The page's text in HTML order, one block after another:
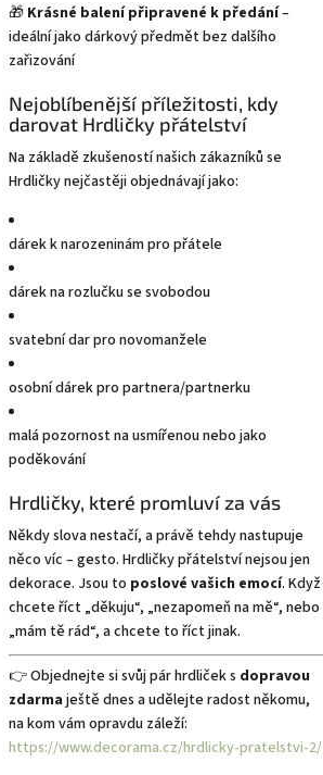
🎁 Krásné balení připravené k předání–
ideální jako dárkový předmět bez dalšího
zařizování
Nejoblíbenější příležitosti, kdy
darovat Hrdličky přátelství
Na základě zkušeností našich zákazníků se
Hrdličky nejčastěji objednávají jako:
dárek k narozeninám pro přátele
dárek na rozlučku se svobodou
svatební dar pro novomanžele
osobní dárek pro partnera/partnerku
malá pozornost na usmířenou nebo jako
poděkování
Hrdličky, které promluví za vás
Někdy slova nestačí, a právě tehdy nastupuje
něco víc – gesto. Hrdličky přátelství nejsou jen
dekorace. Jsou to poslové vašich emocí. Když
chcete říct „děkuju“, „nezapomeň na mě“, nebo
„mám tě rád“, a chcete to říct jinak.
👉 Objednejte si svůj pár hrdliček s dopravou
zdarma ještě dnes a udělejte radost někomu,
na kom vám opravdu záleží:
https://www.decorama.cz/hrdlicky-pratelstvi-2/